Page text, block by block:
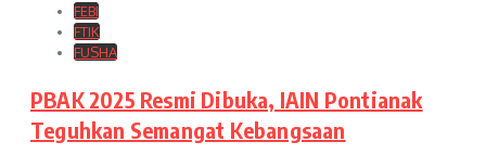
FEBI
FTIK
FUSHA
PBAK 2025 Resmi Dibuka, IAIN Pontianak
Teguhkan Semangat Kebangsaan